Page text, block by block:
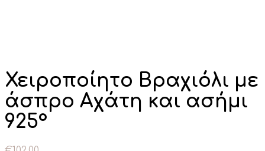
Χειροποίητο Βραχιόλι με
άσπρο Αχάτη και ασήμι
925°